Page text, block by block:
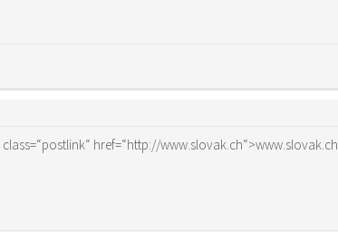
class=“postlink“ href=“http://www.slovak.ch“>www.slovak.ch